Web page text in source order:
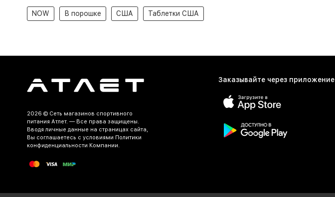
NOW В порошке США Таблетки США
2026 © Сеть магазинов спортивного
питания Атлет. — Все права защищены.
Вводя личные данные на страницах сайта,
Вы соглашаетесь c условиями Политики
конфиденциальности Компании.
Заказывайте через приложение